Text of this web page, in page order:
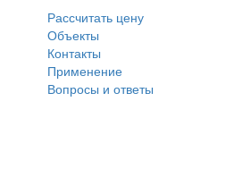
Рассчитать цену
Объекты
Контакты
Применение
Вопросы и ответы